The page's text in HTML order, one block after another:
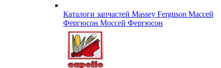
Каталоги запчастей Massey Ferguson Массей
Фергюсон Моссей Фергюсон